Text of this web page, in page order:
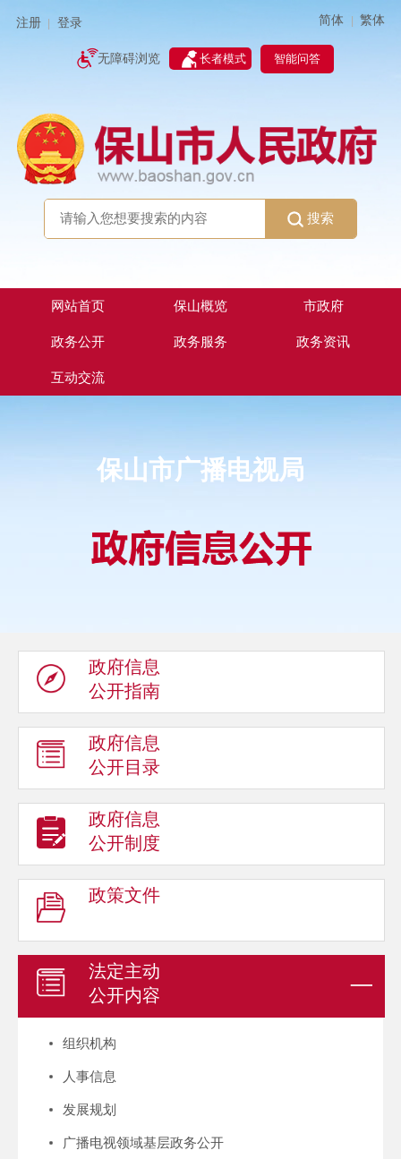
注册 登录 简体 | 繁体
无障碍浏览 长者模式 智能问答
搜索
网站首页 保山概览 市政府
政务公开 政务服务 政务资讯
互动交流
保山市广播电视局
政府信息
公开指南
政府信息
公开目录
政府信息
公开制度
政策文件
法定主动
公开内容
组织机构
人事信息
发展规划
广播电视领域基层政务公开